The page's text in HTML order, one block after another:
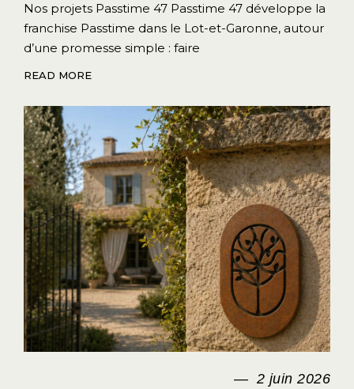
Nos projets Passtime 47 Passtime 47 développe la
franchise Passtime dans le Lot-et-Garonne, autour
d’une promesse simple : faire
READ MORE
2 juin 2026